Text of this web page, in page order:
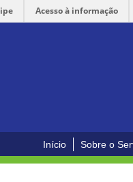
Acesso à informação
Início Sobre o